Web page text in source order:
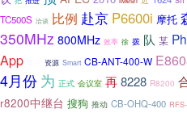
TC500S 洽谈 比例 赴京 P6600i 摩托
350MHz 800MHz 效率 徐 拨 队 某
App 资源 Smart CB-ANT-400-W
4月份 为 正式 会议室 再8228 R8200
r8200中继台 搜狗 推动 CB-OHQ-400